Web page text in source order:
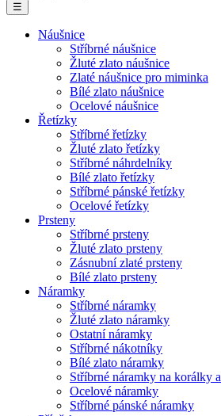
☰
Náušnice
Stříbrné náušnice
Žluté zlato náušnice
Zlaté náušnice pro miminka
Bílé zlato náušnice
Ocelové náušnice
Řetízky
Stříbrné řetízky
Žluté zlato řetízky
Stříbrné náhrdelníky
Bílé zlato řetízky
Stříbrné pánské řetízky
Ocelové řetízky
Prsteny
Stříbrné prsteny
Žluté zlato prsteny
Zásnubní zlaté prsteny
Bílé zlato prsteny
Náramky
Stříbrné náramky
Žluté zlato náramky
Ostatní náramky
Stříbrné nákotníky
Bílé zlato náramky
Stříbrné náramky na korálky
Ocelové náramky
Stříbrné pánské náramky